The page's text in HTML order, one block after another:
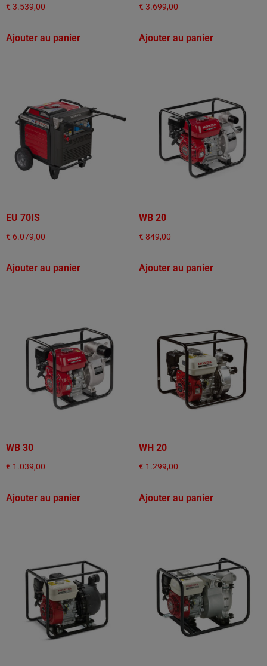
€ 3.539,00
Ajouter au panier
€ 3.699,00
Ajouter au panier
EU 70IS
€ 6.079,00
Ajouter au panier
WB 20
€ 849,00
Ajouter au panier
WB 30
€ 1.039,00
Ajouter au panier
WH 20
€ 1.299,00
Ajouter au panier